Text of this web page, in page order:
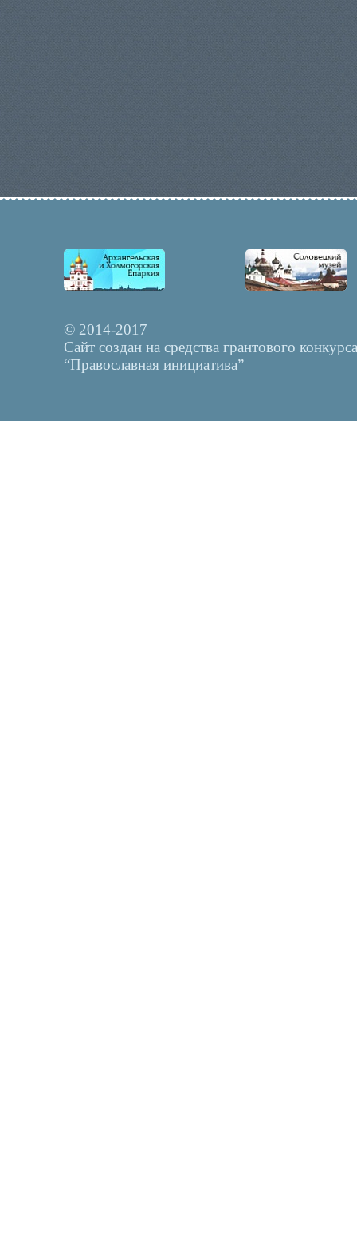
© 2014-2017
Сайт создан на средства грантового конкурса
“Православная инициатива”